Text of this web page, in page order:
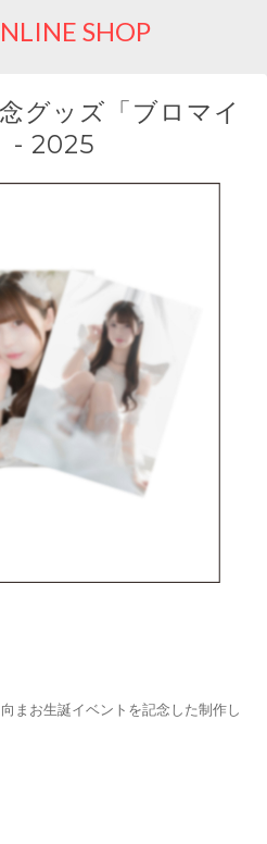
SHOP
グッズ「ブロマイ
- 2025
まお生誕イベントを記念した制作し